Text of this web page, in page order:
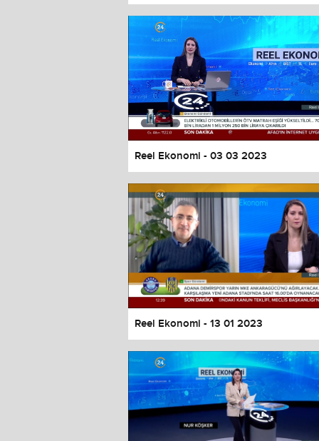
Reel Ekonomi - 03 03 2023
Reel Ekonomi - 13 01 2023